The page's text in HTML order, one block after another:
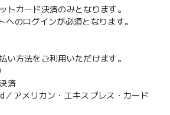
トカード決済のみとなります。
へのログインが必須となります。
い方法をご利用いただけます。
済
アメリカン・エキスプレス・カード